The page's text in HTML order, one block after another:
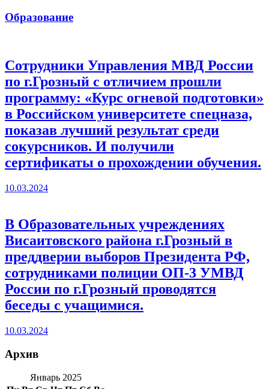
Образование
Сотрудники Управления МВД России
по г.Грозный с отличием прошли
программу: «Курс огневой подготовки»
в Российском университете спецназа,
показав лучший результат среди
сокурсников. И получили
сертификаты о прохождении обучения.
10.03.2024
В Образовательных учреждениях
Висаитовского района г.Грозный в
преддверии выборов Президента РФ,
сотрудниками полиции ОП-3 УМВД
России по г.Грозный проводятся
беседы с учащимися.
10.03.2024
Архив
Январь 2025